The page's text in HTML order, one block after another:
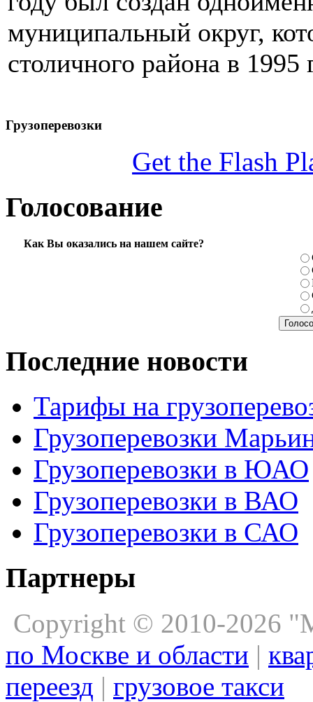
муниципальный округ,
столичного района в 1995
Грузоперевозки
Get the Flash
Голосование
Как Вы оказались на нашем сайте?
Последние новости
Тарифы на
Грузоперевозки
Грузоперевозки в ЮАО
Грузоперевозки в ВАО
Грузоперевозки в САО
Партнеры
Copyright © 2010-2026
по Москве и области |
переезд | грузовое такси